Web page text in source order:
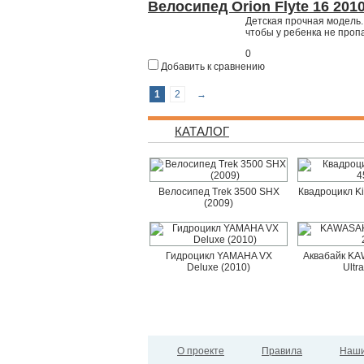
Велосипед Orion Flyte 16
Детская прочная
чтобы у ребенка не
0
Добавить к сравнению
1 2 →
КАТАЛОГ
Велосипед Trek 3500 SHX
(2009)
Квадроцикл
Гидроцикл YAMAHA VX
Deluxe (2010)
Аквабайк
О проекте Правила